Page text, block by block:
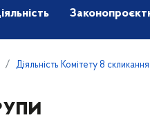
Діяльність Комітету 8 скликання